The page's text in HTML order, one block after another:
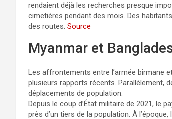
rendaient déjà les recherches presque
cimetières pendant des mois. Des
des routes. Source
Myanmar et
Les affrontements entre l’armée birmane
plusieurs rapports récents. Parallèlement,
déplacements de population.
Depuis le coup d’État militaire de 2021, le
près d’un tiers de la population. À